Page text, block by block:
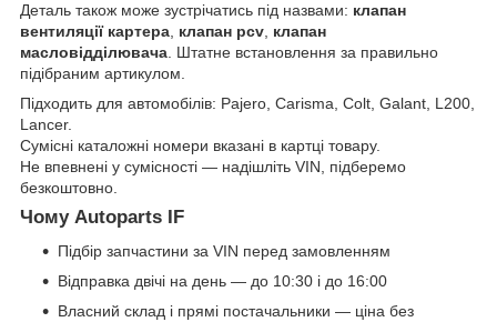
Деталь також може зустрічатись під назвами: клапан
вентиляції картера, клапан pcv, клапан
масловідділювача. Штатне встановлення за правильно
підібраним артикулом.
Підходить для автомобілів: Pajero, Carisma, Colt, Galant, L200,
Lancer.
Сумісні каталожні номери вказані в картці товару.
Не впевнені у сумісності — надішліть VIN, підберемо
безкоштовно.
Чому Autoparts IF
Підбір запчастини за VIN перед замовленням
Відправка двічі на день — до 10:30 і до 16:00
Власний склад і прямі постачальники — ціна без